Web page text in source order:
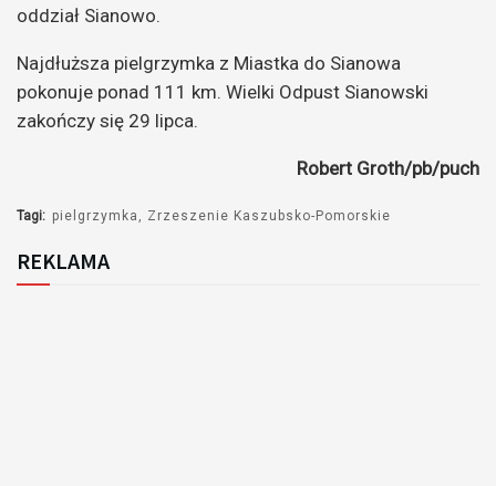
oddział Sianowo.
Najdłuższa pielgrzymka z Miastka do Sianowa
pokonuje ponad 111 km. Wielki Odpust Sianowski
zakończy się 29 lipca.
Robert Groth/pb/puch
Tagi: pielgrzymka Zrzeszenie Kaszubsko-Pomorskie
REKLAMA